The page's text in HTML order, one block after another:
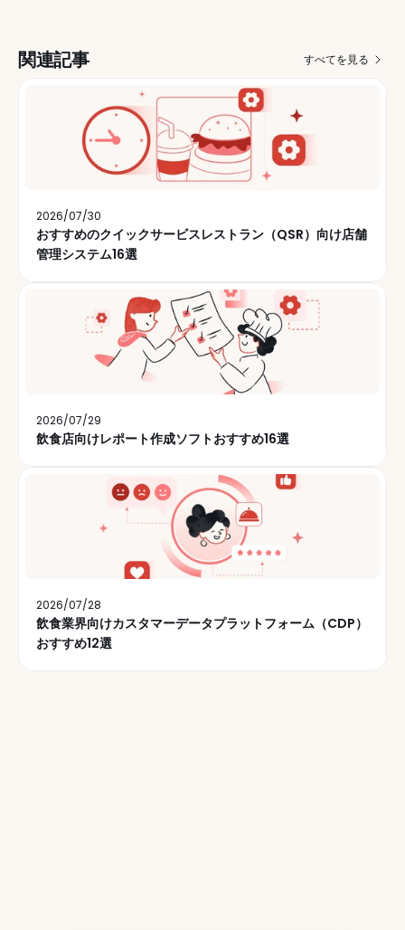
関連記事 すべてを見る
2026/07/30
おすすめのクイックサービスレストラン（QSR）向け店舗
管理システム16選
2026/07/29
飲食店向けレポート作成ソフトおすすめ16選
2026/07/28
飲食業界向けカスタマーデータプラットフォーム（CDP）
おすすめ12選